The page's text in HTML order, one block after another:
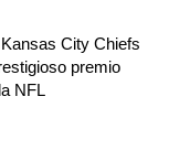
City Chiefs
premio
NFL